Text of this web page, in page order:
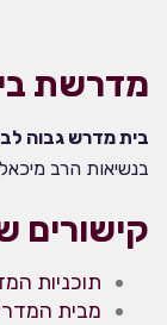
מדרשת
בית מדרש גבוה
בנשיאות הרב
קישורים
תוכניות
מבית